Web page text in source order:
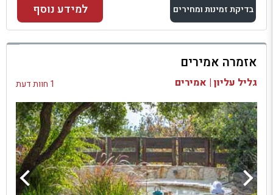
בדיקת זמינות ומחירים
למתחם זה
בדיקת זמינות ומחירים
למידע נוסף
אזמרה אמירים
גליל עליון | אמירים 1 חוות דעת